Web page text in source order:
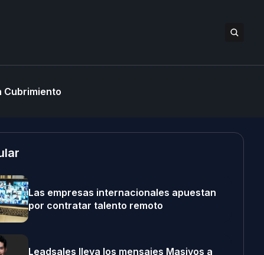
Cubrimiento
Las empresas internacionales apuestan
por contratar talento remoto
Leadsales lleva los mensajes Masivos a